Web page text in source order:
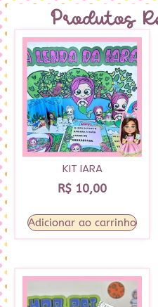
Produtos
KIT IARA
R$ 10,00
Adicionar ao carrinho